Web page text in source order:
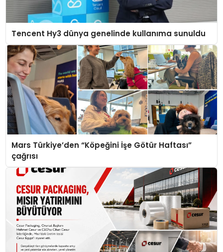
Tencent Hy3 dünya genelinde kullanıma sunuldu
Mars Türkiye’den “Köpeğini İşe Götür Haftası”
çağrısı